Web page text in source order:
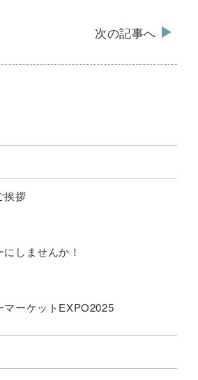
次の記事へ
挨拶
しませんか！
マーケットEXPO2025